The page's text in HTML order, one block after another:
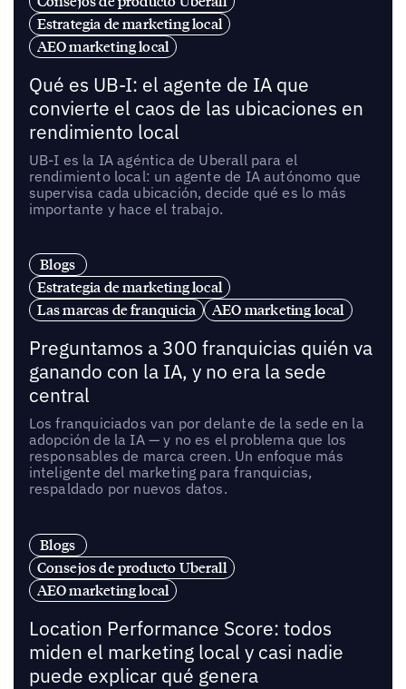
Estrategia de marketing local
AEO marketing local
Qué es UB-I: el agente de IA que
convierte el caos de las ubicaciones en
rendimiento local
UB-I es la IA agéntica de Uberall para el
rendimiento local: un agente de IA autónomo que
supervisa cada ubicación, decide qué es lo más
importante y hace el trabajo.
Blogs
Estrategia de marketing local
Las marcas de franquicia
AEO marketing local
Preguntamos a 300 franquicias quién va
ganando con la IA, y no era la sede
central
Los franquiciados van por delante de la sede en la
adopción de la IA — y no es el problema que los
responsables de marca creen. Un enfoque más
inteligente del marketing para franquicias,
respaldado por nuevos datos.
Blogs
Consejos de producto Uberall
AEO marketing local
Location Performance Score: todos
miden el marketing local y casi nadie
puede explicar qué genera